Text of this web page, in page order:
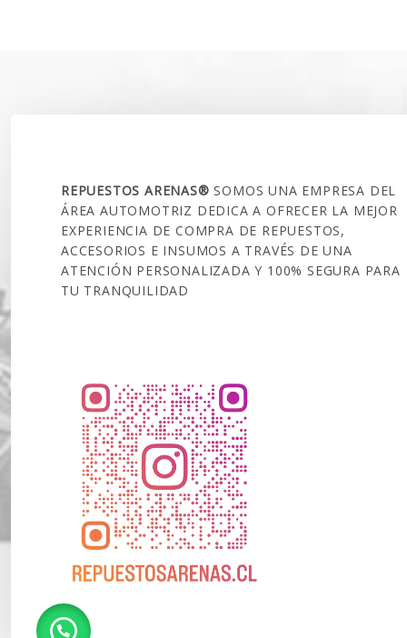
REPUESTOS ARENAS®SOMOS UNA EMPRESA DEL
ÁREA AUTOMOTRIZ DEDICA A OFRECER LA MEJOR
EXPERIENCIA DE COMPRA DE REPUESTOS,
ACCESORIOS E INSUMOS A TRAVÉS DE UNA
ATENCIÓN PERSONALIZADA Y 100% SEGURA PARA
TU TRANQUILIDAD